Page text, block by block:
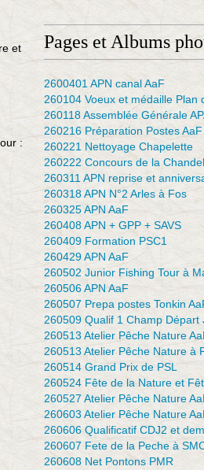
et
:
Pages et Albums
2600401 APN canal AaF
260104 Voeux et médaille Plan
260118 Assemblée Générale
260216 Préparation Postes AaF
260221 Nettoyage Chapelette
260222 Concours de la
260311 APN reprise et
260318 APN N°2 Arles à Fos
260325 APN AaF
260408 APN + GPP + SAVS
260409 Formation PSC1
260429 APN AaF
260502 Junior Fishing Tour à
260506 APN AaF
260507 Prepa postes Tonkin
260509 Qualif 1 Champ Départ
260513 Atelier Pêche Nature
260513 Atelier Pêche Nature à
260514 Grand Prix de PSL
260524 Fête de la Nature et
260527 Atelier Pêche Nature
260603 Atelier Pêche Nature
260606 Qualificatif CDJ2 et
260607 Fete de la Peche à
260608 Net Pontons PMR